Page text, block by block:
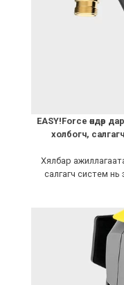
EASY!Force өндөр
холбогч,
Хялбар
салгагч систем нь